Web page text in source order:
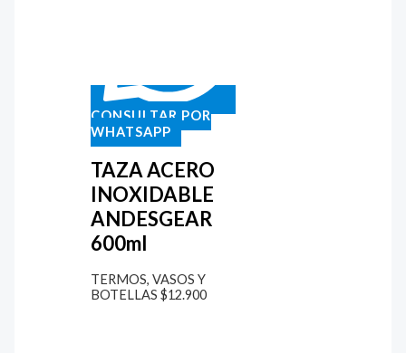
CONSULTAR POR
WHATSAPP
TAZA ACERO
INOXIDABLE
ANDESGEAR
600ml
TERMOS, VASOS Y
BOTELLAS $12.900